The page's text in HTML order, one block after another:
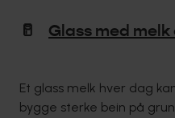
🥛 Glass med melk
Et glass melk hver dag
bygge sterke bein på